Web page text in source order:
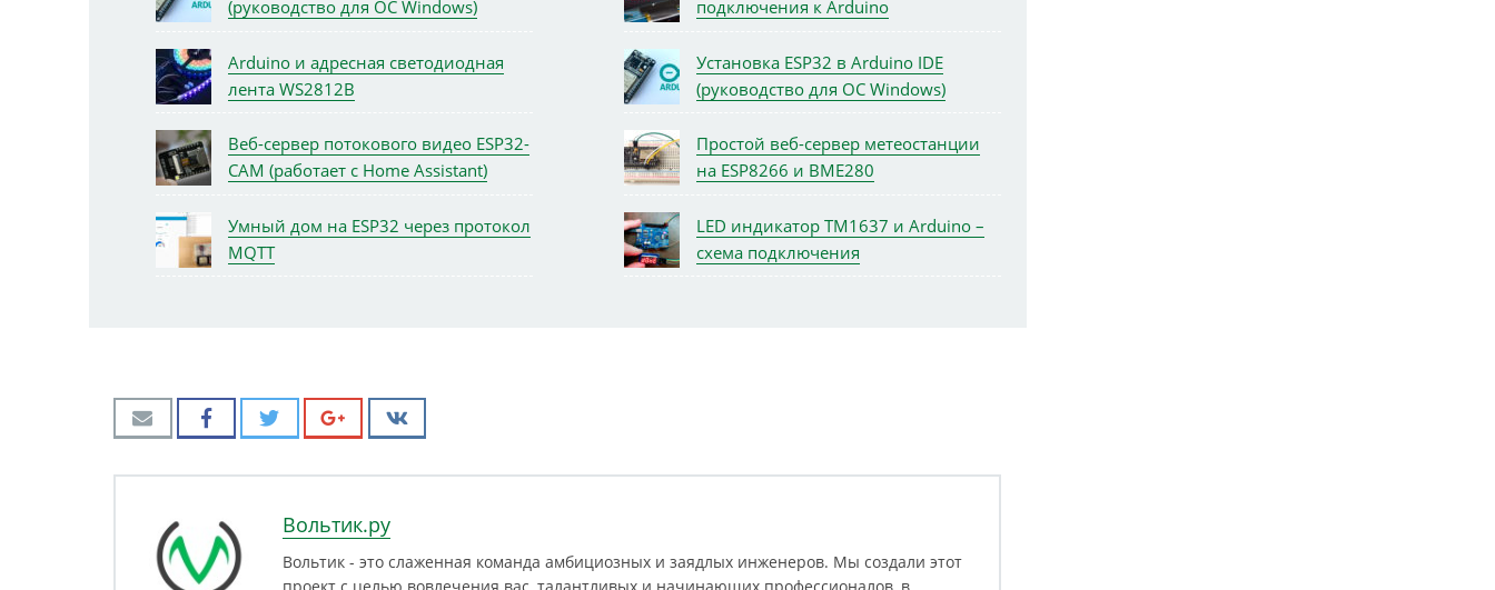
(руководство для ОС Windows)
Arduino и адресная светодиодная
лента WS2812B
Веб-сервер потокового видео ESP32-
CAM (работает с Home Assistant)
Умный дом на ESP32 через протокол
MQTT
подключения к Arduino
Установка ESP32 в Arduino IDE
(руководство для ОС Windows)
Простой веб-сервер метеостанции
на ESP8266 и BME280
LED индикатор TM1637 и Arduino –
схема подключения
Вольтик.ру
Вольтик - это слаженная команда амбициозных и заядлых инженеров. Мы создали этот